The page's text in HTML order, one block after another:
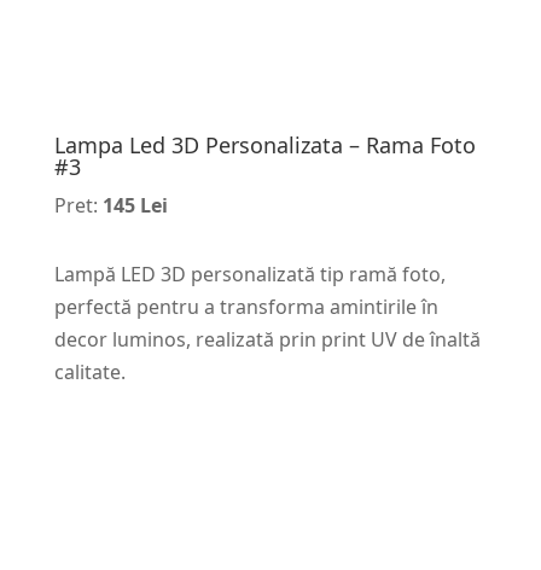
Lampa Led 3D Personalizata – Rama Foto
#3
Pret: 145 Lei
Lampă LED 3D personalizată tip ramă foto,
perfectă pentru a transforma amintirile în
decor luminos, realizată prin print UV de înaltă
calitate.